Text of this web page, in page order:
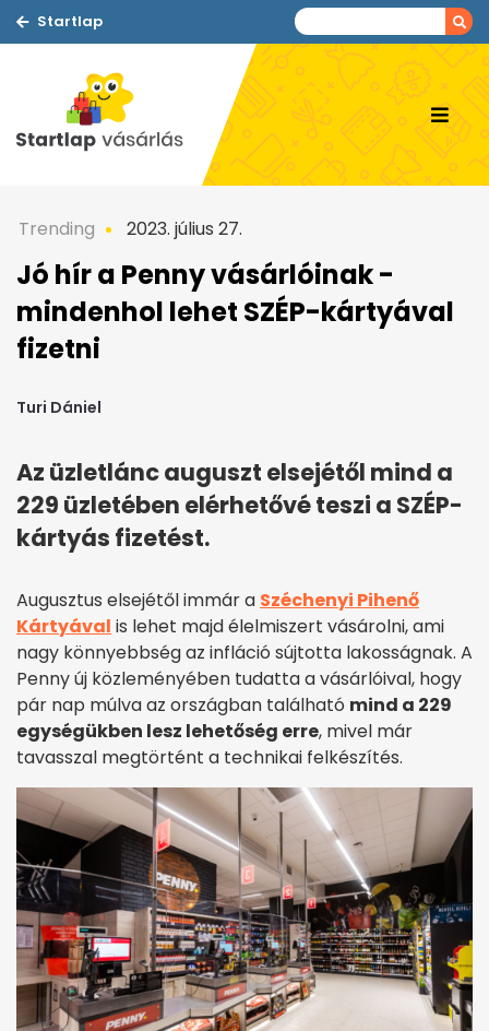
Startlap
Trending 2023. július 27.
Jó hír a Penny vásárlóinak -
mindenhol lehet SZÉP-kártyával
fizetni
Turi Dániel
Az üzletlánc auguszt elsejétől mind a
229 üzletében elérhetővé teszi a SZÉP-
kártyás fizetést.
Augusztus elsejétől immár a Széchenyi Pihenő
Kártyával is lehet majd élelmiszert vásárolni, ami
nagy könnyebbség az infláció sújtotta lakosságnak. A
Penny új közleményében tudatta a vásárlóival, hogy
pár nap múlva az országban található mind a 229
egységükben lesz lehetőség erre, mivel már
tavasszal megtörtént a technikai felkészítés.